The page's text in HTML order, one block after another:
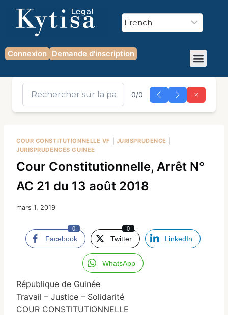
Connexion Demande d'inscription
0/0
COUR CONSTITUTIONNELLE VF JURISPRUDENCE
JURISPRUDENCES GUINEE
Cour Constitutionnelle, Arrêt N°
AC 21 du 13 août 2018
mars 1, 2019
Facebook
0
Twitter
0
LinkedIn
WhatsApp
République de Guinée
Travail – Justice – Solidarité
COUR CONSTITUTIONNELLE